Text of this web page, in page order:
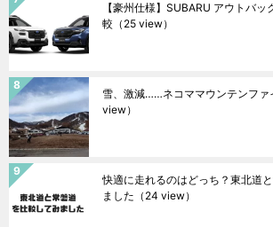
【豪州仕様】SUBARU アウトバ
較 （25 view）
雪、激減……ネコママウンテンファ
view）
快適に走れるのはどっち？東北道
ました （24 view）